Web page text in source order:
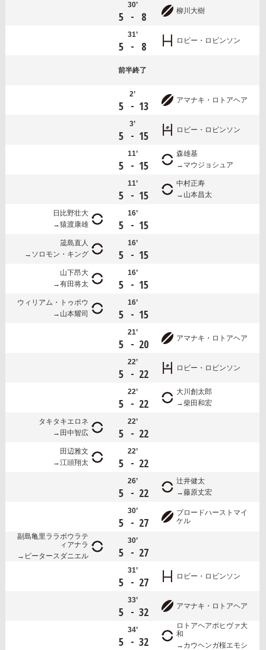
30’
5 - 8 柳川大樹
31’
5 - 8 ロビー・ロビンソン
前半終了
2’
5 - 13 アマナキ・ロトアヘア
3’
5 - 15 ロビー・ロビンソン
11’
5 - 15
森雄基
マウジョシュア
11’
5 - 15
中村正寿
山本昌太
日比野壮大
猿渡康雄
16’
5 - 15
筬島直人
ソロモン・キング
16’
5 - 15
山下昂大
有田将太
16’
5 - 15
ウィリアム・トゥポウ
山本耀司
16’
5 - 15
21’
5 - 20 アマナキ・ロトアヘア
22’
5 - 22 ロビー・ロビンソン
22’
5 - 22
大川創太郎
柴田和宏
タキタキエロネ
田中智広
22’
5 - 22
田辺雅文
江頭翔太
22’
5 - 22
26’
5 - 22
辻井健太
藤原丈宏
30’
5 - 27
ブロードハーストマイ
ケル
副島亀里ララボウラテ
ィアナラ
ピータースダニエル
30’
5 - 27
31’
5 - 27 ロビー・ロビンソン
33’
5 - 32 アマナキ・ロトアヘア
34’
5 - 32
ロトアヘアポヒヴァ大
和
カウヘンガ桜エモシ